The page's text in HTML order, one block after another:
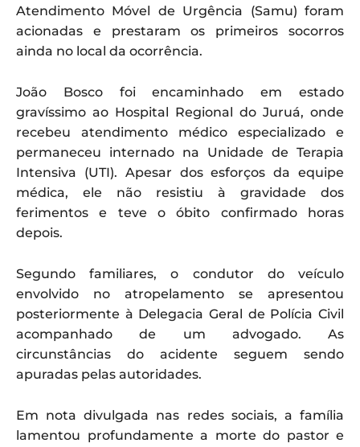
Atendimento Móvel de Urgência (Samu) foram
acionadas e prestaram os primeiros socorros
ainda no local da ocorrência.
João Bosco foi encaminhado em estado
gravíssimo ao Hospital Regional do Juruá, onde
recebeu atendimento médico especializado e
permaneceu internado na Unidade de Terapia
Intensiva (UTI). Apesar dos esforços da equipe
médica, ele não resistiu à gravidade dos
ferimentos e teve o óbito confirmado horas
depois.
Segundo familiares, o condutor do veículo
envolvido no atropelamento se apresentou
posteriormente à Delegacia Geral de Polícia Civil
acompanhado de um advogado. As
circunstâncias do acidente seguem sendo
apuradas pelas autoridades.
Em nota divulgada nas redes sociais, a família
lamentou profundamente a morte do pastor e